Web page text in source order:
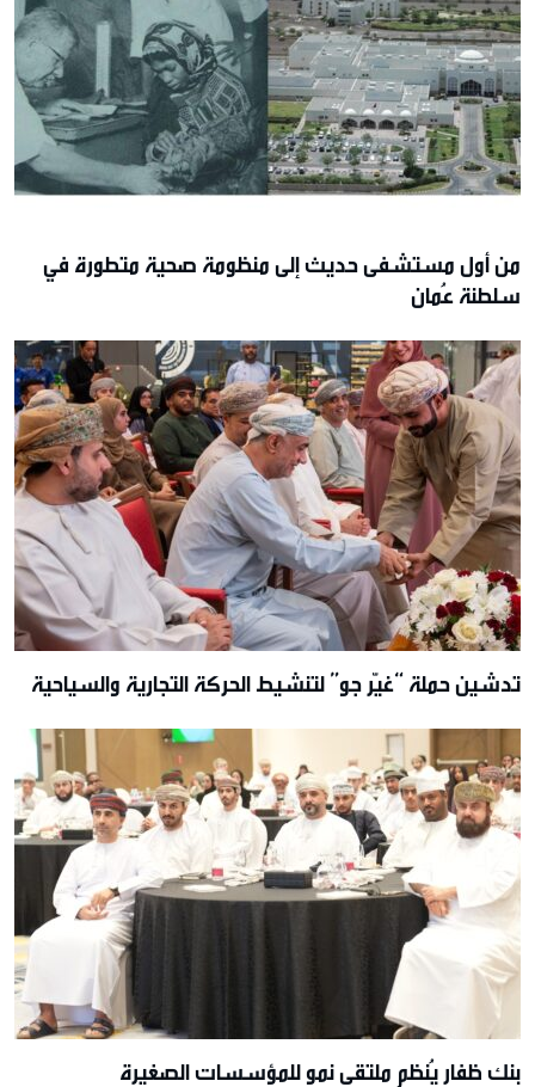
من أول مستشفى حديث إلى منظومة صحية متطورة في
سلطنة عُمان
تدشين حملة “غيّر جو” لتنشيط الحركة التجارية والسياحية
بنك ظفار يُنظم ملتقى نمو للمؤسسات الصغيرة